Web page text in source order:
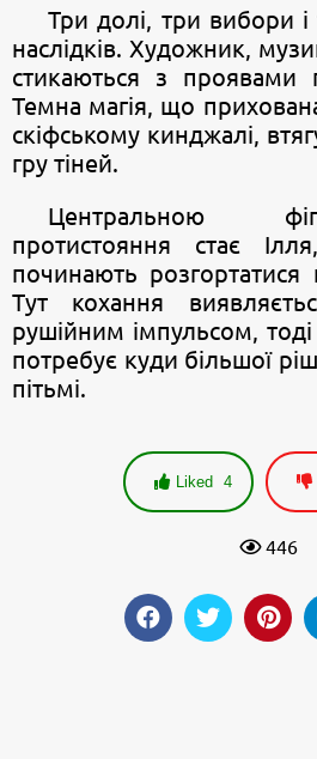
Три долі, три вибори і
наслідків. Художник,
стикаються з проявами
Темна магія, що
скіфському кинджалі,
гру тіней.
Центральною
протистояння стає
починають розгортатися
Тут кохання
рушійним імпульсом,
потребує куди більшої
пітьмі.
Liked 4
446